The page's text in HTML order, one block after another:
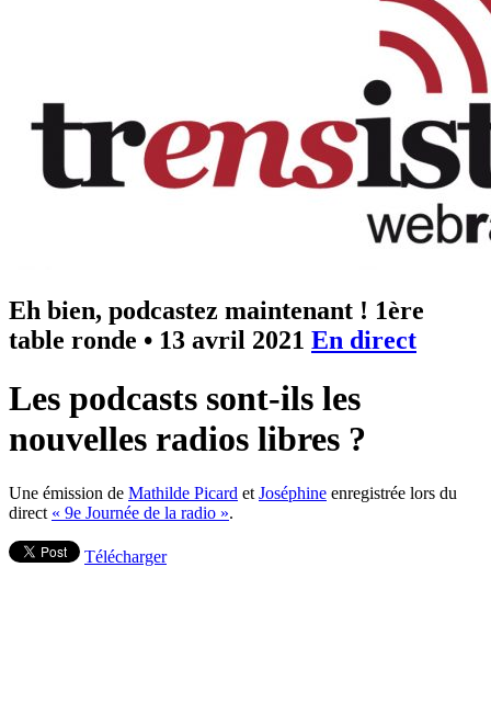
Eh bien, podcastez maintenant ! 1ère
table ronde • 13 avril 2021 En direct
Les podcasts sont-ils les
nouvelles radios libres ?
Une émission de Mathilde Picard et Joséphine enregistrée lors du
direct « 9e Journée de la radio ».
Télécharger